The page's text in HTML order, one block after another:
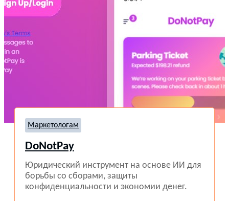
Маркетологам
DoNotPay
Юридический инструмент на основе ИИ для
борьбы со сборами, защиты
конфиденциальности и экономии денег.